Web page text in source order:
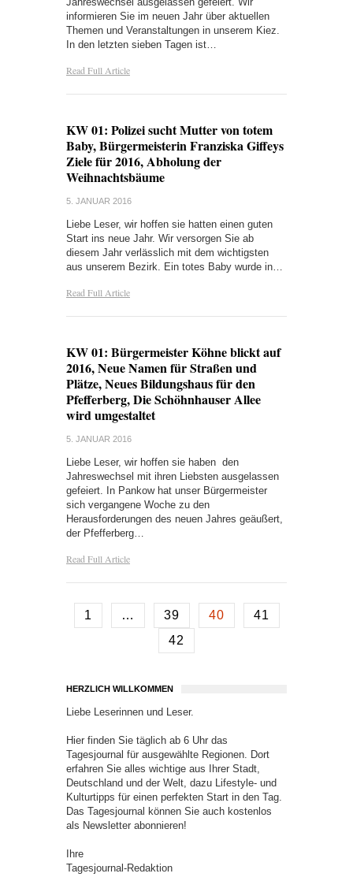
informieren Sie im neuen Jahr über aktuellen
Themen und Veranstaltungen in unserem Kiez.
In den letzten sieben Tagen ist…
Read Full Article
KW 01: Polizei sucht Mutter von totem
Baby, Bürgermeisterin Franziska Giffeys
Ziele für 2016, Abholung der
Weihnachtsbäume
5. JANUAR 2016
Liebe Leser, wir hoffen sie hatten einen guten
Start ins neue Jahr. Wir versorgen Sie ab
diesem Jahr verlässlich mit dem wichtigsten
aus unserem Bezirk. Ein totes Baby wurde in…
Read Full Article
KW 01: Bürgermeister Köhne blickt auf
2016, Neue Namen für Straßen und
Plätze, Neues Bildungshaus für den
Pfefferberg, Die Schöhnhauser Allee
wird umgestaltet
5. JANUAR 2016
Liebe Leser, wir hoffen sie haben den
Jahreswechsel mit ihren Liebsten ausgelassen
gefeiert. In Pankow hat unser Bürgermeister
sich vergangene Woche zu den
Herausforderungen des neuen Jahres geäußert,
der Pfefferberg…
Read Full Article
1 … 39 40
41
42
HERZLICH WILLKOMMEN
Liebe Leserinnen und Leser.
Hier finden Sie täglich ab 6 Uhr das
Tagesjournal für ausgewählte Regionen. Dort
erfahren Sie alles wichtige aus Ihrer Stadt,
Deutschland und der Welt, dazu Lifestyle- und
Kulturtipps für einen perfekten Start in den Tag.
Das Tagesjournal können Sie auch kostenlos
als Newsletter abonnieren!
Ihre
Tagesjournal-Redaktion